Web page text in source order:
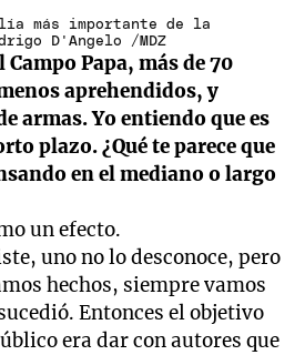
más importante de la
D'Angelo /MDZ
Papa, más de 70
aprehendidos, y
armas. Yo entiendo que es
plazo. ¿Qué te parece que
en el mediano o largo
un efecto.
uno no lo desconoce, pero
hechos, siempre vamos
Entonces el objetivo
era dar con autores que